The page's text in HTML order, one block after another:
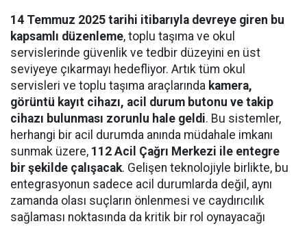
14 Temmuz 2025 tarihi itibarıyla devreye giren bu
kapsamlı düzenleme, toplu taşıma ve okul
servislerinde güvenlik ve tedbir düzeyini en üst
seviyeye çıkarmayı hedefliyor. Artık tüm okul
servisleri ve toplu taşıma araçlarında kamera,
görüntü kayıt cihazı, acil durum butonu ve takip
cihazı bulunması zorunlu hale geldi. Bu sistemler,
herhangi bir acil durumda anında müdahale imkanı
sunmak üzere, 112 Acil Çağrı Merkezi ile entegre
bir şekilde çalışacak. Gelişen teknolojiyle birlikte, bu
entegrasyonun sadece acil durumlarda değil, aynı
zamanda olası suçların önlenmesi ve caydırıcılık
sağlaması noktasında da kritik bir rol oynayacağı